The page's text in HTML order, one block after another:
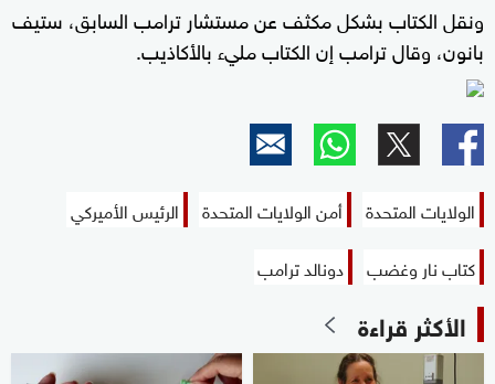
ونقل الكتاب بشكل مكثف عن مستشار ترامب السابق، ستيف
بانون، وقال ترامب إن الكتاب مليء بالأكاذيب.
الولايات المتحدة أمن الولايات المتحدة
الرئيس الأميركي
كتاب نار وغضب
دونالد ترامب
الأكثر قراءة